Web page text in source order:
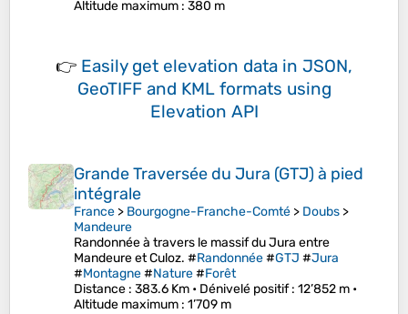
Altitude maximum : 380 m
👉 Easily get elevation data in JSON,
GeoTIFF and KML formats using
Elevation API
Grande Traversée du Jura (GTJ) à pied
intégrale
France > Bourgogne-Franche-Comté > Doubs >
Mandeure
Randonnée à travers le massif du Jura entre
Mandeure et Culoz. #Randonnée#GTJ #Jura
#Montagne#Nature#Forêt
Distance : 383.6 Km • Dénivelé positif: 12’852 m •
Altitude maximum : 1’709 m